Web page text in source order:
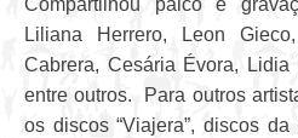
Compartilhou palco e
Liliana Herrero, Leon
Cabrera, Cesária Évora,
entre outros. Para outros
os discos “Viajera”, discos